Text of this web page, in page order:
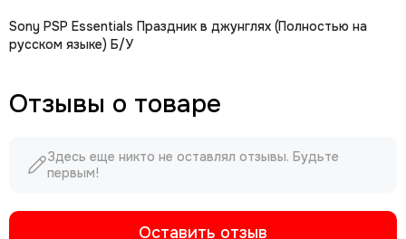
Sony PSP Essentials Праздник в джунглях (Полностью на
русском языке) Б/У
Отзывы о товаре
Здесь еще никто не оставлял отзывы. Будьте
первым!
Оставить отзыв